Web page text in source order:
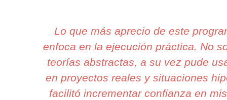
Lo que más aprecio de este
enfoca en la ejecución práctica. No
teorías abstractas, a su vez pude
en proyectos reales y situaciones
facilitó incrementar confianza en